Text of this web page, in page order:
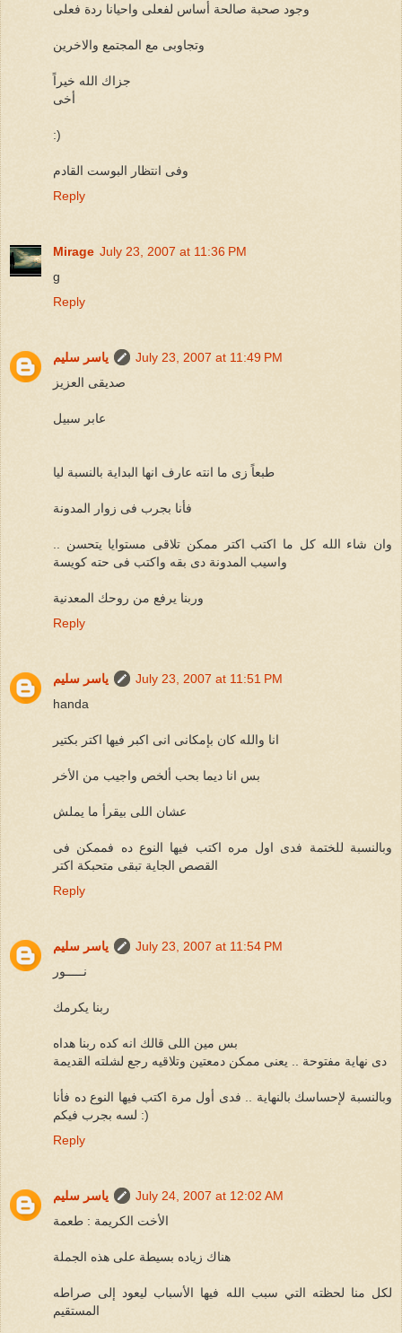
وجود صحبة صالحة أساس لفعلى واحيانا ردة فعلى
وتجاوبى مع المجتمع والاخرين
جزاك الله خيراً
أخى
:)
وفى انتظار البوست القادم
Reply
Mirage July 23, 2007 at 11:36 PM
g
Reply
ياسر سليم
July 23, 2007 at 11:49 PM
صديقى العزيز
عابر سبيل
طبعاً زى ما انته عارف انها البداية بالنسبة ليا
فأنا بجرب فى زوار المدونة
وان شاء الله كل ما اكتب اكتر ممكن تلاقى مستوايا يتحسن ..
واسيب المدونة دى بقه واكتب فى حته كويسة
وربنا يرفع من روحك المعدنية
Reply
ياسر سليم
July 23, 2007 at 11:51 PM
handa
انا والله كان بإمكانى انى اكبر فيها اكتر بكتير
بس انا ديما بحب ألخص واجيب من الأخر
عشان اللى بيقرأ ما يملش
وبالنسبة للختمة فدى اول مره اكتب فيها النوع ده فممكن فى
القصص الجاية تبقى متحبكة اكتر
Reply
ياسر سليم
July 23, 2007 at 11:54 PM
نـــــور
ربنا يكرمك
بس مين اللى قالك انه كده ربنا هداه
دى نهاية مفتوحة .. يعنى ممكن دمعتين وتلاقيه رجع لشلته القديمة
وبالنسبة لإحساسك بالنهاية .. فدى أول مرة اكتب فيها النوع ده فأنا
لسه بجرب فيكم :)
Reply
ياسر سليم
July 24, 2007 at 12:02 AM
الأخت الكريمة : طعمة
هناك زياده بسيطة على هذه الجملة
لكل منا لحظته التي سبب الله فيها الأسباب ليعود إلى صراطه
المستقيم